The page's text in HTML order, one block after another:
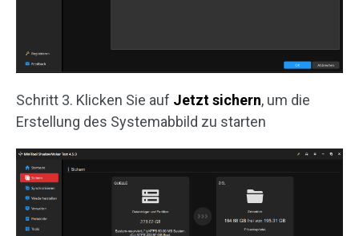
Schritt 3. Klicken Sie auf Jetzt sichern, um die
Erstellung des Systemabbild zu starten